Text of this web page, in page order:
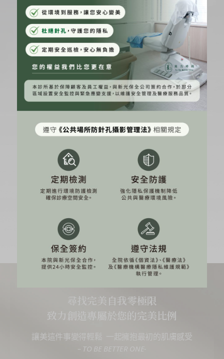
原廠認證
歐洲大師級抗老美容暨皮膚美容外科學會認證
歐洲專家對專家微整型高階技術操作認證
歐洲大師級抗老美容暨皮膚美容外科學會認證
美國醫學美容外科協會大師級自體血漿生長因子PRP
認證
JUVEDERM 喬雅登臉部美學原廠認證
Allergan 愛力根臉部美學原廠認證
ELLANSE 洢蓮絲臉部美學原廠認證
Thermase 電波拉皮原廠認證
Fotona, Candela, Syneran雷射國際原廠認證
Hoya Medlite 雷射國際原廠認證
尋找完美自我零極限
致力創造專屬於您的完美比例
讓美這件事變得輕鬆 一起擁抱最初的肌膚感受
– TO BE BETTER ONE-